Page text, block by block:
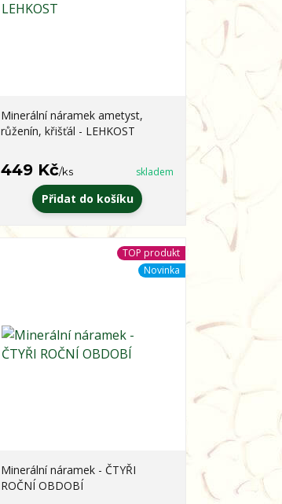
Minerální náramek ametyst,
růženín, křišťál - LEHKOST
449 Kč/ks skladem
Přidat do košíku
TOP produkt
Novinka
Minerální náramek - ČTYŘI
ROČNÍ OBDOBÍ